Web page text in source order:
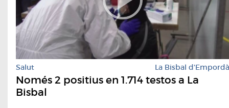
Salut La Bisbal d'Empordà
Només 2 positius en 1.714 testos a La
Bisbal